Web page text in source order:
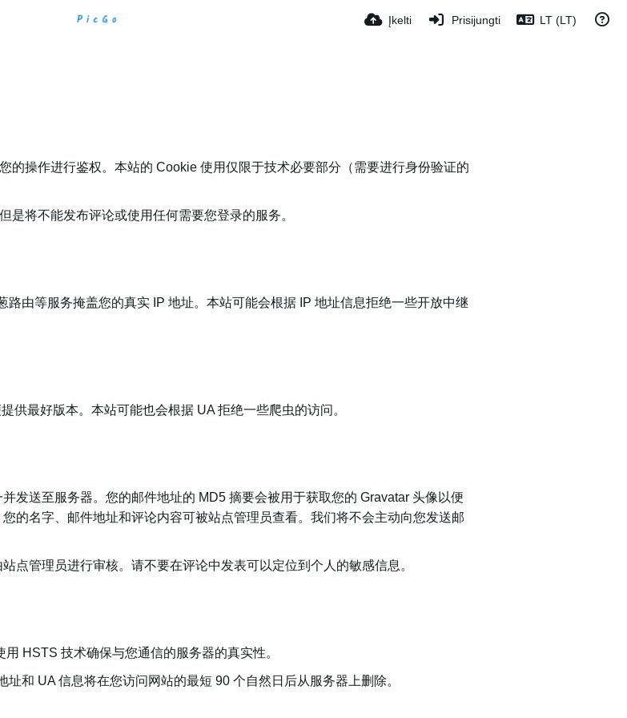
Įkelti Prisijungti LT (LT)
的操作进行鉴权。本站的 Cookie 使用仅限于技术必要部分（需要进行身份验证的
将不能发布评论或使用任何需要您登录的服务。
由等服务掩盖您的真实 IP 地址。本站可能会根据 IP 地址信息拒绝一些开放中继
供最好版本。本站可能也会根据 UA 拒绝一些爬虫的访问。
发送至服务器。您的邮件地址的 MD5 摘要会被用于获取您的 Gravatar 头像以便
的名字、邮件地址和评论内容可被站点管理员查看。我们将不会主动向您发送邮
点管理员进行审核。请不要在评论中发表可以定位到个人的敏感信息。
HSTS 技术确保与您通信的服务器的真实性。
和 UA 信息将在您访问网站的最短 90 个自然日后从服务器上删除。